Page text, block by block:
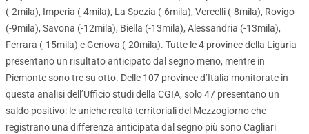
(-2mila), Imperia (-4mila), La Spezia (-6mila), Vercelli (-8mila), Rovigo
(-9mila), Savona (-12mila), Biella (-13mila), Alessandria (-13mila),
Ferrara (-15mila) e Genova (-20mila). Tutte le 4 province della Liguria
presentano un risultato anticipato dal segno meno, mentre in
Piemonte sono tre su otto. Delle 107 province d’Italia monitorate in
questa analisi dell’Ufficio studi della CGIA, solo 47 presentano un
saldo positivo: le uniche realtà territoriali del Mezzogiorno che
registrano una differenza anticipata dal segno più sono Cagliari